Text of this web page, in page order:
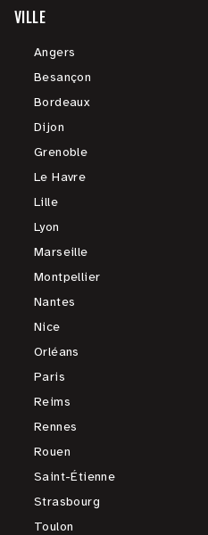
VILLE
Angers
Besançon
Bordeaux
Dijon
Grenoble
Le Havre
Lille
Lyon
Marseille
Montpellier
Nantes
Nice
Orléans
Paris
Reims
Rennes
Rouen
Saint-Étienne
Strasbourg
Toulon